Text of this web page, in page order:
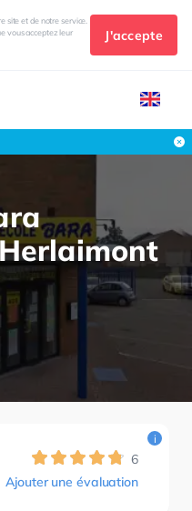
site et de notre service.
vous acceptez leur
J'accepte
6
Ajouter une évaluation
i